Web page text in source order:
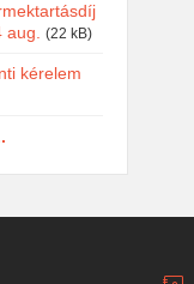
aug. (22 kB)
kérelem